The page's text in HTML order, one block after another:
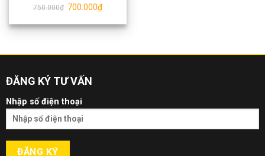
750.000₫ 700.000₫
ĐĂNG KÝ TƯ VẤN
Nhập số điện thoại